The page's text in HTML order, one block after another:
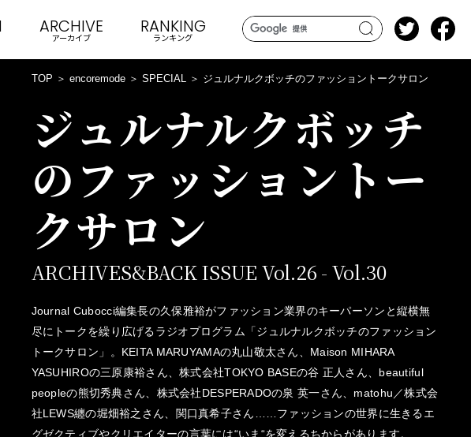
search
ARCHIVE
アーカイブ
RANKING
ランキング
TOP encoremode SPECIAL ジュルナルクボッチのファッショントークサロン
ジュルナルクボッチ
のファッショントー
クサロン
ARCHIVES&BACK ISSUE Vol.26 - Vol.30
Journal Cubocci編集長の久保雅裕がファッション業界のキーパーソンと縦横無
尽にトークを繰り広げるラジオプログラム「ジュルナルクボッチのファッション
トークサロン」。KEITA MARUYAMAの丸山敬太さん、Maison MIHARA
YASUHIROの三原康裕さん、株式会社TOKYO BASEの谷 正人さん、beautiful
peopleの熊切秀典さん、株式会社DESPERADOの泉 英一さん、matohu／株式会
社LEWS纏の堀畑裕之さん、関口真希子さん……ファッションの世界に生きるエ
グゼクティブやクリエイターの言葉には“いま“を変えるちからがあります。